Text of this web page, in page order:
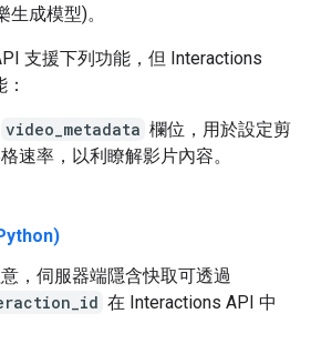
生成模型)。
支援下列功能，但 Interactions
video_metadata 欄位，用於設定剪
速率，以利瞭解影片內容。
意，伺服器端隱含快取可透過
在 Interactions API 中